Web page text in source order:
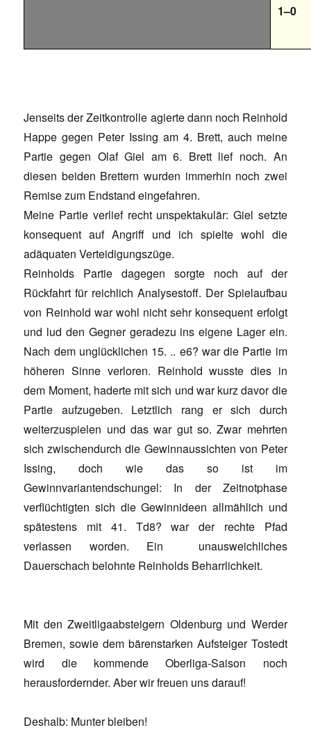
1–0
Jenseits der Zeitkontrolle agierte dann noch Reinhold
Happe gegen Peter Issing am 4. Brett, auch meine
Partie gegen Olaf Giel am 6. Brett lief noch. An
diesen beiden Brettern wurden immerhin noch zwei
Remise zum Endstand eingefahren.
Meine Partie verlief recht unspektakulär: Giel setzte
konsequent auf Angriff und ich spielte wohl die
adäquaten Verteidigungszüge.
Reinholds Partie dagegen sorgte noch auf der
Rückfahrt für reichlich Analysestoff. Der Spielaufbau
von Reinhold war wohl nicht sehr konsequent erfolgt
und lud den Gegner geradezu ins eigene Lager ein.
Nach dem unglücklichen 15. .. e6? war die Partie im
höheren Sinne verloren. Reinhold wusste dies in
dem Moment, haderte mit sich und war kurz davor die
Partie aufzugeben. Letztlich rang er sich durch
weiterzuspielen und das war gut so. Zwar mehrten
sich zwischendurch die Gewinnaussichten von Peter
Issing, doch wie das so ist im
Gewinnvariantendschungel: In der Zeitnotphase
verflüchtigten sich die Gewinnideen allmählich und
spätestens mit 41. Td8? war der rechte Pfad
verlassen worden. Ein unausweichliches
Dauerschach belohnte Reinholds Beharrlichkeit.
Mit den Zweitligaabsteigern Oldenburg und Werder
Bremen, sowie dem bärenstarken Aufsteiger Tostedt
wird die kommende Oberliga-Saison noch
herausfordernder. Aber wir freuen uns darauf!
Deshalb: Munter bleiben!